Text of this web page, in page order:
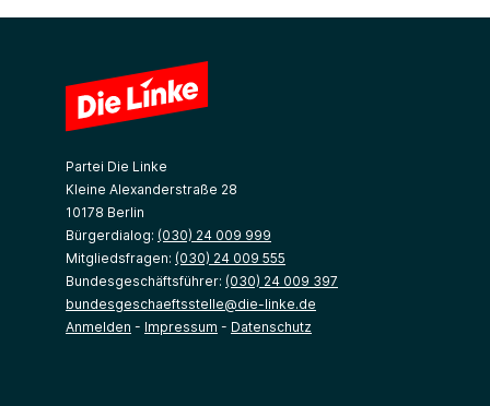
Partei Die Linke
Kleine Alexanderstraße 28
10178 Berlin
Bürgerdialog: (030) 24 009 999
Mitgliedsfragen: (030) 24 009 555
Bundesgeschäftsführer: (030) 24 009 397
bundesgeschaeftsstelle@die-linke.de
Anmelden - Impressum - Datenschutz